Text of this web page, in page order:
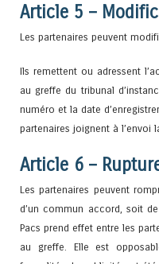
Article 5 –
Les partenaires peuvent
Ils remettent ou adressent
au greffe du tribunal
numéro et la date
partenaires joignent à l’envoi
Article 6 –
Les partenaires peuvent
d’un commun accord, soit
Pacs prend effet entre les
au greffe. Elle est